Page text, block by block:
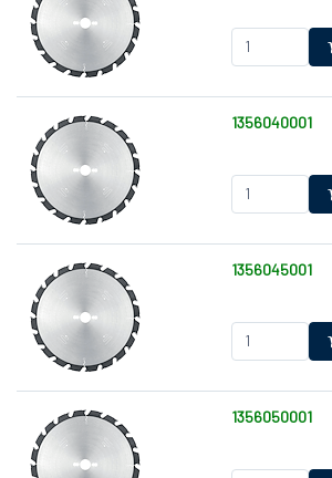
1356040001
1356045001
1356050001